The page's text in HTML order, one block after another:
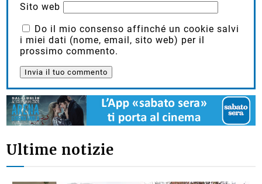
Sito web
Do il mio consenso affinché un cookie salvi
i miei dati (nome, email, sito web) per il
prossimo commento.
Ultime notizie